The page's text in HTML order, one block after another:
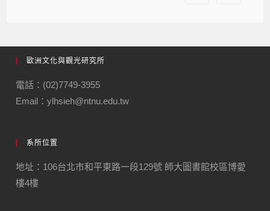
歐洲文化與觀光研究所
電話：(02)7749-3955
Email：ylhsieh@ntnu.edu.tw
系所位置
地址：106台北市和平東路一段129號 師大圖書館校區博愛
樓4樓